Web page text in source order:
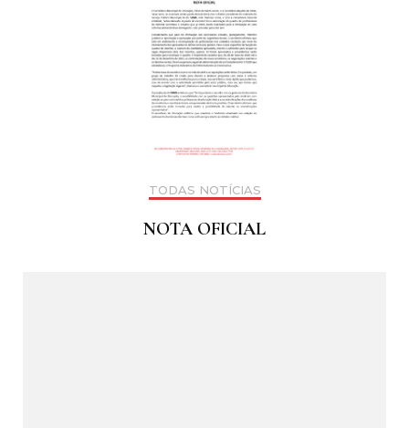
TODAS NOTÍCIAS
NOTA OFICIAL